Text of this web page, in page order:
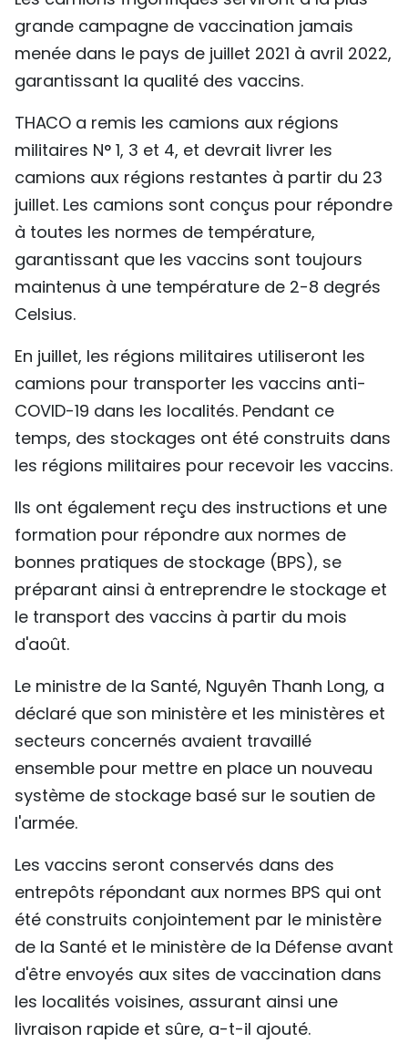
ESPAÑOL
grande campagne de vaccination jamais
menée dans le pays de juillet 2021 à avril 2022,
garantissant la qualité des vaccins.
THACO a remis les camions aux régions
militaires N° 1, 3 et 4, et devrait livrer les
camions aux régions restantes à partir du 23
juillet. Les camions sont conçus pour répondre
à toutes les normes de température,
garantissant que les vaccins sont toujours
maintenus à une température de 2-8 degrés
Celsius.
En juillet, les régions militaires utiliseront les
camions pour transporter les vaccins anti-
COVID-19 dans les localités. Pendant ce
temps, des stockages ont été construits dans
les régions militaires pour recevoir les vaccins.
Ils ont également reçu des instructions et une
formation pour répondre aux normes de
bonnes pratiques de stockage (BPS), se
préparant ainsi à entreprendre le stockage et
le transport des vaccins à partir du mois
d'août.
Le ministre de la Santé, Nguyên Thanh Long, a
déclaré que son ministère et les ministères et
secteurs concernés avaient travaillé
ensemble pour mettre en place un nouveau
système de stockage basé sur le soutien de
l'armée.
Les vaccins seront conservés dans des
entrepôts répondant aux normes BPS qui ont
été construits conjointement par le ministère
de la Santé et le ministère de la Défense avant
d'être envoyés aux sites de vaccination dans
les localités voisines, assurant ainsi une
livraison rapide et sûre, a-t-il ajouté.